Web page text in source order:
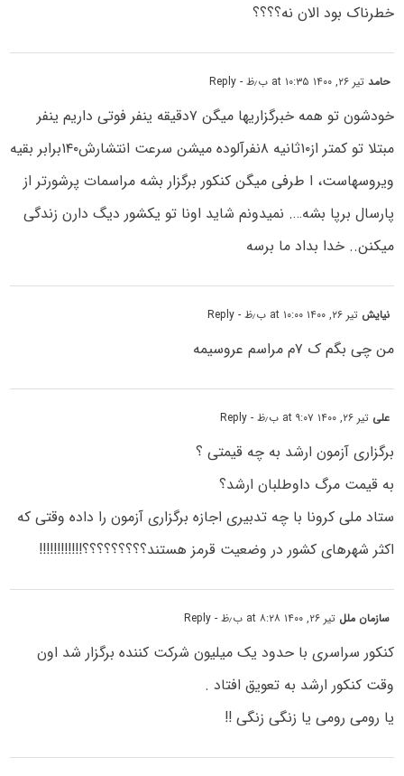
خطرناک بود الان نه؟؟؟؟
حامدتیر ۲۶, ۱۴۰۰ at ۱۰:۳۵ ب٫ظ - Reply
خودشون تو همه خبرگزاریها میگن ۷دقیقه ینفر فوتی داریم ینفر
مبتلا تو کمتر از۱۰ثانیه ۸نفرآلوده میشن سرعت انتشارش۱۴۰برابر بقیه
ویروسهاست، ا طرفی میگن کنکور برگزار بشه مراسمات پرشورتر از
پارسال برپا بشه…. نمیدونم شاید اونا تو یکشور دیگ دارن زندگی
میکنن.. خدا بداد ما برسه
نیایش تیر ۲۶, ۱۴۰۰ at ۱۰:۰۰ ب٫ظ - Reply
من چی بگم ک ۷م مراسم عروسیمه
علی تیر ۲۶, ۱۴۰۰ at ۹:۰۷ ب٫ظ - Reply
برگزاری آزمون ارشد به چه قیمتی ؟
به قیمت مرگ داوطلبان ارشد؟
ستاد ملی کرونا با چه تدبیری اجازه برگزاری آزمون را داده وقتی که
اکثر شهرهای کشور در وضعیت قرمز هستند؟؟؟؟؟؟؟؟؟!!!!!!!!!!!!
سازمان ملل تیر ۲۶, ۱۴۰۰ at ۸:۲۸ ب٫ظ - Reply
کنکور سراسری با حدود یک میلیون شرکت کننده برگزار شد اون
وقت کنکور ارشد به تعویق افتاد .
یا رومی رومی یا زنگی زنگی !!